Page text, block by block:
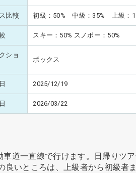
比較 初級：50% 中級：35% 上級：
スキー：50% スノボー：50%
ショ
ボックス
2025/12/19
2026/03/22
道一直線で行けます。日帰りツ
いところは、上級者から初級者